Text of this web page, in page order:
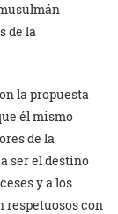
de la
la propuesta
él mismo
de la
ser el destino
y a los
respetuosos con